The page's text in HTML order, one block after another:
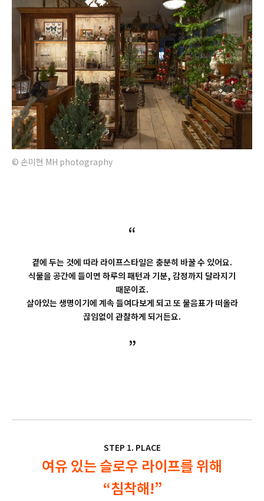
© 손미현 MH photography
“
곁에 두는 것에 따라 라이프스타일은 충분히 바꿀 수 있어요.
식물을 공간에 들이면 하루의 패턴과 기분, 감정까지 달라지기
때문이죠.
살아있는 생명이기에 계속 들여다보게 되고 또 물음표가 떠올라
끊임없이 관찰하게 되거든요.
”
STEP 1. PLACE
여유 있는 슬로우 라이프를 위해
“침착해!”